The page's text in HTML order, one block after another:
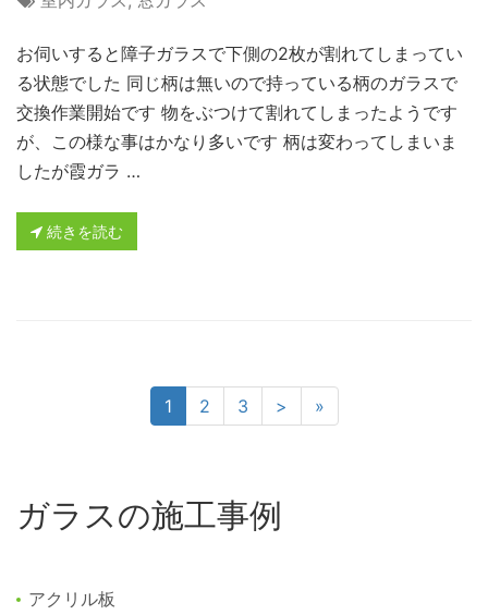
お伺いすると障子ガラスで下側の2枚が割れてしまってい
る状態でした 同じ柄は無いので持っている柄のガラスで
交換作業開始です 物をぶつけて割れてしまったようです
が、この様な事はかなり多いです 柄は変わってしまいま
したが霞ガラ …
続きを読む
1 2 3 > »
ガラスの施工事例
アクリル板